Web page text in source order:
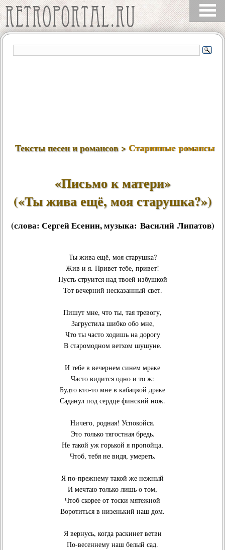
Тексты песен и романсов >Старинные романсы
«Письмо к матери»
(«Ты жива ещё, моя старушка?»)
(слова: Сергей Есенин, музыка: Василий Липатов)
Ты жива ещё, моя старушка?
Жив и я. Привет тебе, привет!
Пусть струится над твоей избушкой
Тот вечерний несказанный свет.
Пишут мне, что ты, тая тревогу,
Загрустила шибко обо мне,
Что ты часто ходишь на дорогу
В старомодном ветхом шушуне.
И тебе в вечернем синем мраке
Часто видится одно и то ж:
Будто кто-то мне в кабацкой драке
Саданул под сердце финский нож.
Ничего, родная! Успокойся.
Это только тягостная бредь.
Не такой уж горькой я пропойца,
Чтоб, тебя не видя, умереть.
Я по-прежнему такой же нежный
И мечтаю только лишь о том,
Чтоб скорее от тоски мятежной
Воротиться в низенький наш дом.
Я вернусь, когда раскинет ветви
По-весеннему наш белый сад.